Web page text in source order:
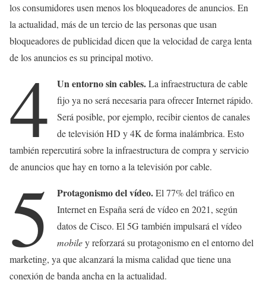
los consumidores usen menos los bloqueadores de anuncios. En
la actualidad, más de un tercio de las personas que usan
bloqueadores de publicidad dicen que la velocidad de carga lenta
de los anuncios es su principal motivo.
4 Un entorno sin cables.La infraestructura de cable
fijo ya no será necesaria para ofrecer Internet rápido.
Será posible, por ejemplo, recibir cientos de canales
de televisión HD y 4K de forma inalámbrica. Esto
también repercutirá sobre la infraestructura de compra y servicio
de anuncios que hay en torno a la televisión por cable.
5 Protagonismo del vídeo.El 77% del tráfico en
Internet en España será de vídeo en 2021, según
datos de Cisco. El 5G también impulsará el vídeo
mobiley reforzará su protagonismo en el entorno del
marketing, ya que alcanzará la misma calidad que tiene una
conexión de banda ancha en la actualidad.